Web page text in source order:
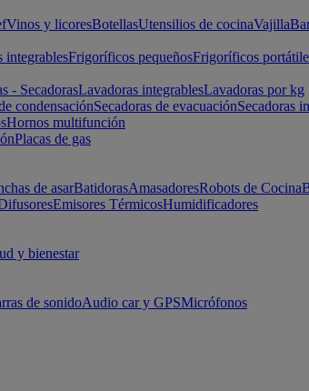
Vinos y licoresBotellasUtensilios de cocinaVajilla
integrablesFrigoríficos pequeñosFrigoríficos
- SecadorasLavadoras integrablesLavadoras por kg
condensaciónSecadoras de evacuaciónSecadoras
Hornos multifunción
Placas de gas
de asarBatidorasAmasadoresRobots de Cocina
Emisores TérmicosHumidificadores
y bienestar
de sonidoAudio car y GPSMicrófonos